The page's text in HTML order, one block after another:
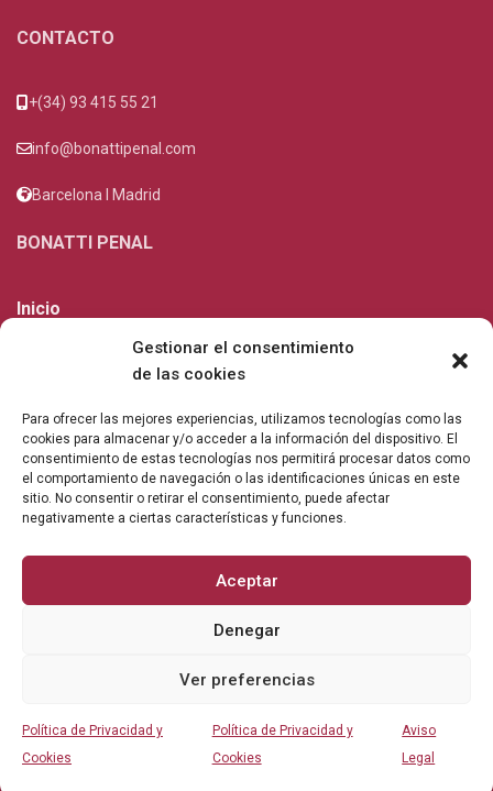
Gestionar el consentimiento
de las cookies
Para ofrecer las mejores experiencias, utilizamos tecnologías como las
cookies para almacenar y/o acceder a la información del dispositivo. El
consentimiento de estas tecnologías nos permitirá procesar datos como
el comportamiento de navegación o las identificaciones únicas en este
sitio. No consentir o retirar el consentimiento, puede afectar
negativamente a ciertas características y funciones.
Aceptar
Denegar
Ver preferencias
Política de Privacidad y
Cookies
Política de Privacidad y
Cookies
Aviso
Legal
CONTACTO
+(34) 93 415 55 21
info@bonattipenal.com
Barcelona I Madrid
BONATTI PENAL
Inicio
Abogados Penalistas
Compliance
Formación
INFORMACIÓN DE INTERÉS
Política de Privacidad y Cookies
Contacto